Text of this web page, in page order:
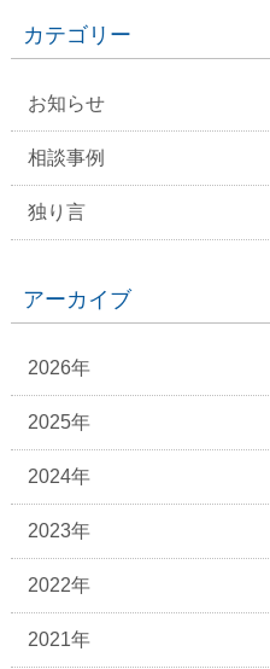
カテゴリー
お知らせ
相談事例
独り言
アーカイブ
2026年
2025年
2024年
2023年
2022年
2021年